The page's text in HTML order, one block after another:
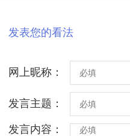
发表您的看法
网上昵称：
发言主题：
发言内容：